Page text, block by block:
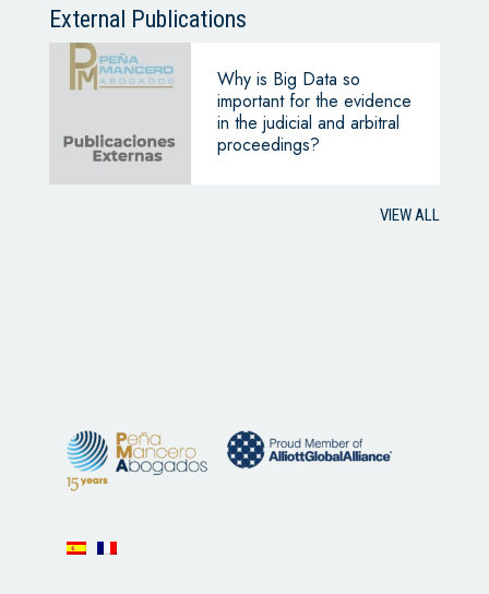
External Publications
Why is Big Data so
important for the evidence
in the judicial and arbitral
proceedings?
VIEW ALL